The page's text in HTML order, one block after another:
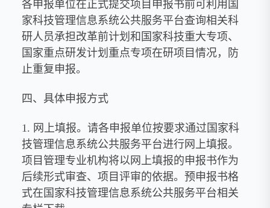
各申报单位在正式提交项目申报书前可利用国
家科技管理信息系统公共服务平台查询相关科
研人员承担改革前计划和国家科技重大专项、
国家重点研发计划重点专项在研项目情况，防
止重复申报。
四、具体申报方式
1. 网上填报。请各申报单位按要求通过国家科
技管理信息系统公共服务平台进行网上填报。
项目管理专业机构将以网上填报的申报书作为
后续形式审查、项目评审的依据。预申报书格
式在国家科技管理信息系统公共服务平台相关